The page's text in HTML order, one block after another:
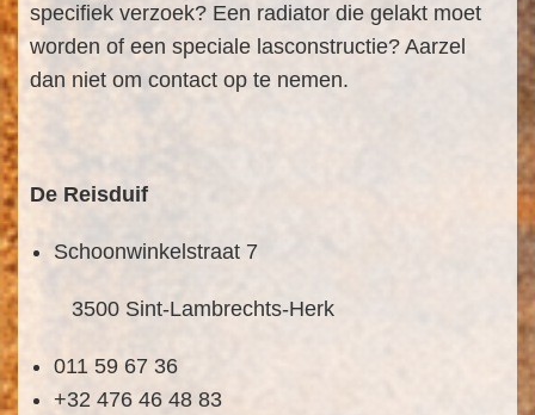
specifiek verzoek? Een radiator die gelakt moet
worden of een speciale lasconstructie? Aarzel
dan niet om contact op te nemen.
De Reisduif
Schoonwinkelstraat 7
3500 Sint-Lambrechts-Herk
011 59 67 36
+32 476 46 48 83